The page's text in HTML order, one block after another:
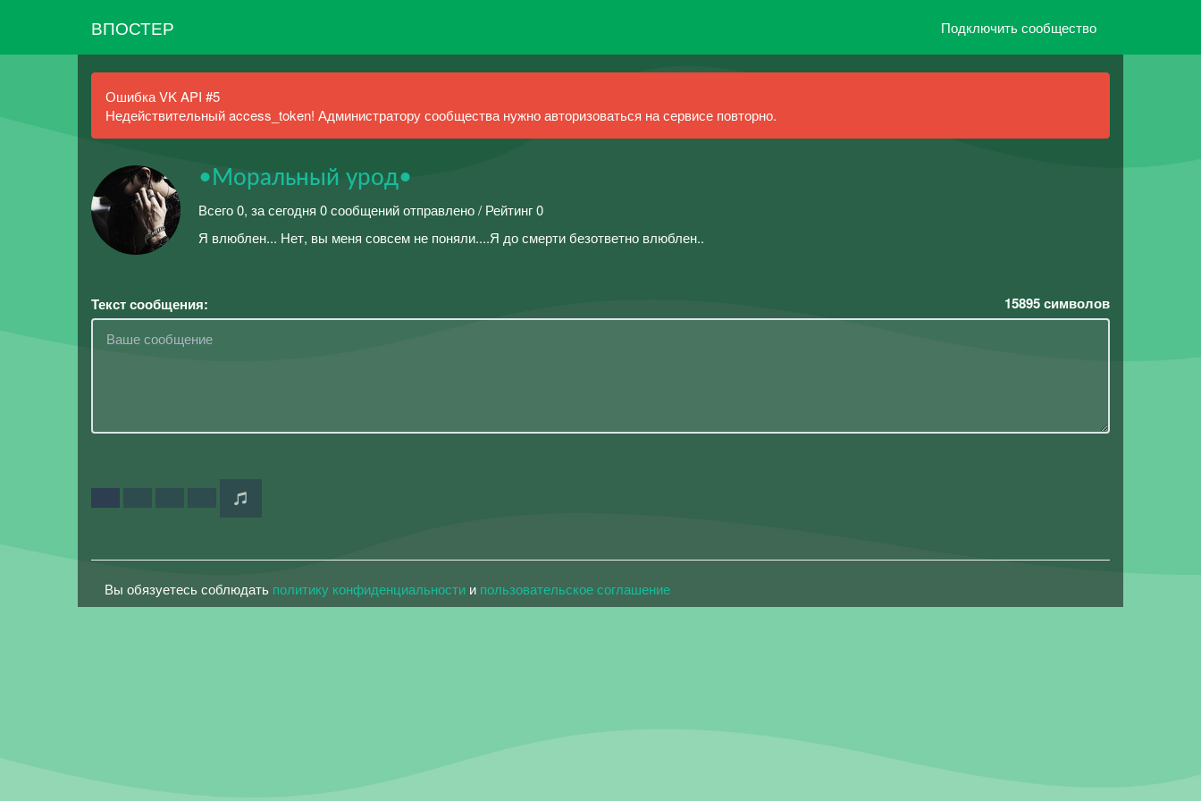
ВПОСТЕР Подключить сообщество
Ошибка VK API #5
Недействительный access_token! Администратору сообщества нужно авторизоваться на сервисе повторно.
•Моральный урод•
Всего 0, за сегодня 0 сообщений отправлено / Рейтинг 0
Я влюблен... Нет, вы меня совсем не поняли....Я до смерти безответно влюблен..
Текст сообщения: 15895символов
Вы обязуетесь соблюдать политику конфиденциальности и пользовательское соглашение